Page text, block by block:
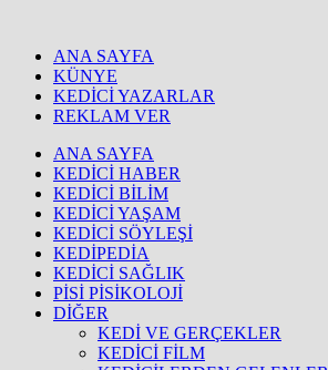
ANA SAYFA
KÜNYE
KEDİCİ YAZARLAR
REKLAM VER
ANA SAYFA
KEDİCİ HABER
KEDİCİ BİLİM
KEDİCİ YAŞAM
KEDİCİ SÖYLEŞİ
KEDİPEDİA
KEDİCİ SAĞLIK
PİSİ PİSİKOLOJİ
DİĞER
KEDİ VE GERÇEKLER
KEDİCİ FİLM